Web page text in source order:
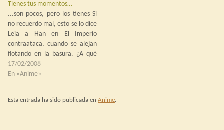
Tienes tus momentos…
...son pocos, pero los tienes Si
no recuerdo mal, esto se lo dice
Leia a Han en El Imperio
contraataca, cuando se alejan
flotando en la basura. ¿A qué
viene? Sencillamente porque
estoy viendo una serie que ha
pure…
17/02/2008
En «Anime»
Esta entrada ha sido publicada en Anime.